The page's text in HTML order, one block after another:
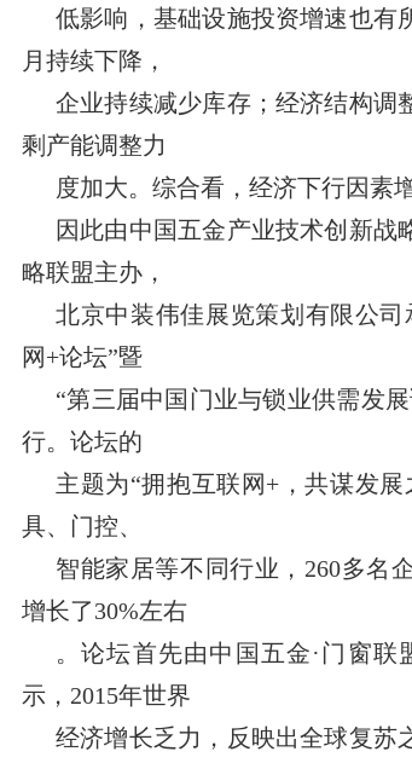
低影响，基础设施投资增速也有
月持续下降，
企业持续减少库存；经济结构调
剩产能调整力
度加大。综合看，经济下行因素
因此由中国五金产业技术创新战
略联盟主办，
北京中装伟佳展览策划有限公
网+论坛”暨
“第三届中国门业与锁业供需发
行。论坛的
主题为“拥抱互联网+，共谋发
具、门控、
智能家居等不同行业，260多名
增长了30%左右
。论坛首先由中国五金·门窗
示，2015年世界
经济增长乏力，反映出全球复苏